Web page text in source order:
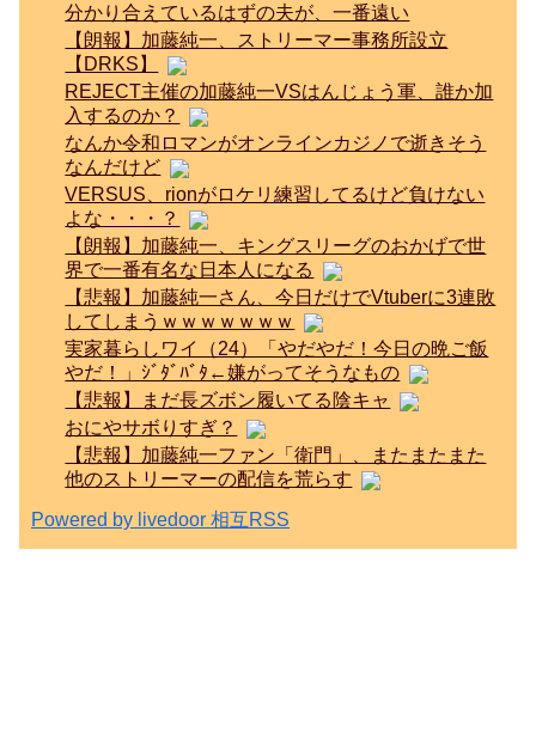
分かり合えているはずの夫が、一番遠い
【朗報】加藤純一、ストリーマー事務所設立
【DRKS】
REJECT主催の加藤純一VSはんじょう軍、誰か加
入するのか？
なんか令和ロマンがオンラインカジノで逝きそう
なんだけど
VERSUS、rionがロケリ練習してるけど負けない
よな・・・？
【朗報】加藤純一、キングスリーグのおかげで世
界で一番有名な日本人になる
【悲報】加藤純一さん、今日だけでVtuberに3連敗
してしまうｗｗｗｗｗｗｗ
実家暮らしワイ（24）「やだやだ！今日の晩ご飯
やだ！」ｼﾞﾀﾞﾊﾞﾀ←嫌がってそうなもの
【悲報】まだ長ズボン履いてる陰キャ
おにやサボりすぎ？
【悲報】加藤純一ファン「衛門」、またまたまた
他のストリーマーの配信を荒らす
Powered by livedoor 相互RSS